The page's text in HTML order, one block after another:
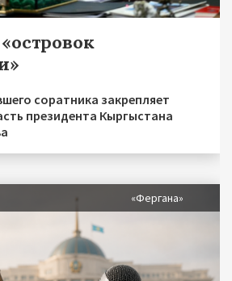
соратника закрепляет
президента Кыргыстана
«Фергана»